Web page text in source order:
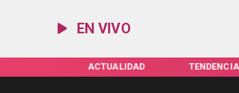
EN VIVO
ACTUALIDAD